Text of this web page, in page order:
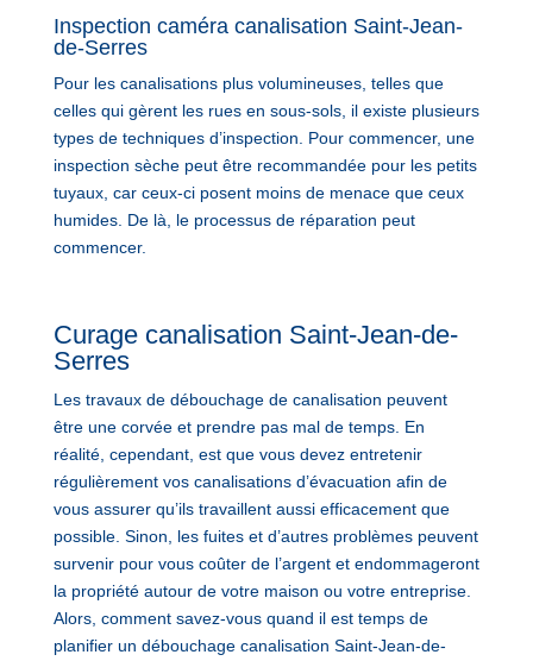
Inspection caméra canalisation Saint-Jean-
de-Serres
Pour les canalisations plus volumineuses, telles que
celles qui gèrent les rues en sous-sols, il existe plusieurs
types de techniques d’inspection. Pour commencer, une
inspection sèche peut être recommandée pour les petits
tuyaux, car ceux-ci posent moins de menace que ceux
humides. De là, le processus de réparation peut
commencer.
Curage canalisation Saint-Jean-de-
Serres
Les travaux de débouchage de canalisation peuvent
être une corvée et prendre pas mal de temps. En
réalité, cependant, est que vous devez entretenir
régulièrement vos canalisations d’évacuation afin de
vous assurer qu’ils travaillent aussi efficacement que
possible. Sinon, les fuites et d’autres problèmes peuvent
survenir pour vous coûter de l’argent et endommageront
la propriété autour de votre maison ou votre entreprise.
Alors, comment savez-vous quand il est temps de
planifier un débouchage canalisation Saint-Jean-de-